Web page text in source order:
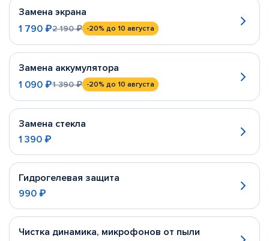
Замена экрана
1 790 ₽2 190 ₽ -20% до 10 августа
Замена аккумулятора
1 090 ₽1 390 ₽ -20% до 10 августа
Замена стекла
1 390 ₽
Гидрогелевая защита
990 ₽
Чистка динамика, микрофонов от пыли